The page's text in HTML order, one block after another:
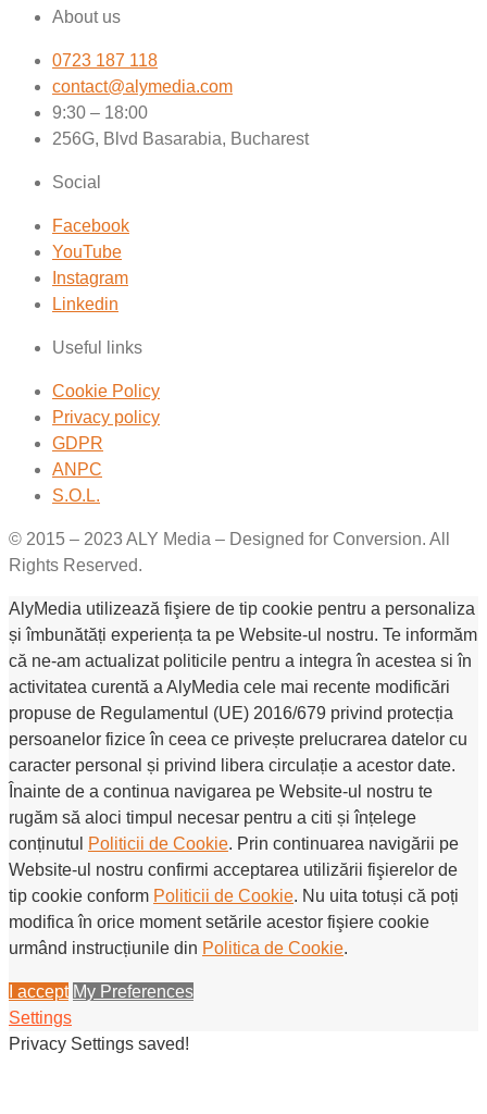
About us
0723 187 118
contact@alymedia.com
9:30 – 18:00
256G, Blvd Basarabia, Bucharest
Social
Facebook
YouTube
Instagram
Linkedin
Useful links
Cookie Policy
Privacy policy
GDPR
ANPC
S.O.L.
© 2015 – 2023 ALY Media – Designed for Conversion. All
Rights Reserved.
AlyMedia utilizează fişiere de tip cookie pentru a personaliza
și îmbunătăți experiența ta pe Website-ul nostru. Te informăm
că ne-am actualizat politicile pentru a integra în acestea si în
activitatea curentă a AlyMedia cele mai recente modificări
propuse de Regulamentul (UE) 2016/679 privind protecția
persoanelor fizice în ceea ce privește prelucrarea datelor cu
caracter personal și privind libera circulație a acestor date.
Înainte de a continua navigarea pe Website-ul nostru te
rugăm să aloci timpul necesar pentru a citi și înțelege
conținutul
Politicii de Cookie. Prin continuarea navigării pe
Website-ul nostru confirmi acceptarea utilizării fişierelor de
tip cookie conform Politicii de Cookie. Nu uita totuși că poți
modifica în orice moment setările acestor fişiere cookie
urmând instrucțiunile din Politica de Cookie.
I accept My Preferences
Settings
Privacy Settings saved!